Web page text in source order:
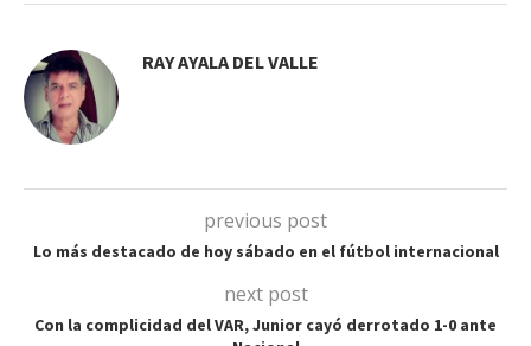
RAY AYALA DEL VALLE
previous post
Lo más destacado de hoy sábado en el fútbol internacional
next post
Con la complicidad del VAR, Junior cayó derrotado 1-0 ante